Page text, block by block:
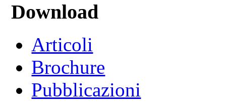
Download
Articoli
Brochure
Pubblicazioni